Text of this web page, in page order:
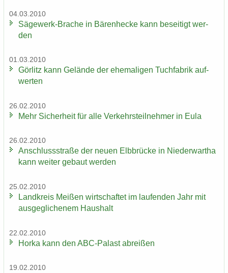
04.03.2010
Sägewerk-​Brache in Bä­ren­he­cke kann be­sei­tigt wer­
den
01.03.2010
Gör­litz kann Ge­län­de der ehe­ma­li­gen Tuch­fa­brik auf­
wer­ten
26.02.2010
Mehr Si­cher­heit für alle Ver­kehrs­teil­neh­mer in Eula
26.02.2010
An­schluss­stra­ße der neuen Elb­brü­cke in Nie­der­wartha
kann wei­ter ge­baut wer­den
25.02.2010
Land­kreis Mei­ßen wirt­schaf­tet im lau­fen­den Jahr mit
aus­ge­gli­che­nem Haus­halt
22.02.2010
Horka kann den ABC-​Palast ab­rei­ßen
19.02.2010